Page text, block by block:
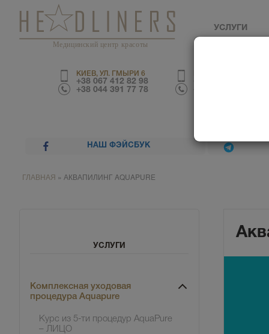
Медицинский центр красоты
УСЛУГИ
КИЕВ, УЛ. ГМЫРИ 6
+38 067 412 82 98
+38 044 391 77 78
НАШ ФЭЙСБУК
ГЛАВНАЯ » АКВАПИЛИНГ AQUAPURE
УСЛУГИ
Комплексная уходовая
процедура Aquapure
Курс из 5-ти процедур AquaPure
– ЛИЦО